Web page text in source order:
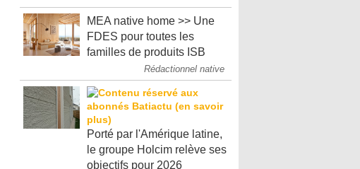
MEA native home >> Une
FDES pour toutes les
familles de produits ISB
Rédactionnel native
Porté par l'Amérique latine,
le groupe Holcim relève ses
objectifs pour 2026